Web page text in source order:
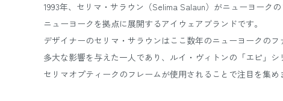
1993年、セリマ・サラウン（Selima Salaun）がニューヨークの
ニューヨークを拠点に展開するアイウェアブランドです。
デザイナーのセリマ・サラウンはここ数年のニューヨークの
多大な影響を与えた一人であり、ルイ・ヴィトンの「エピ」
セリマオプティークのフレームが使用されることで注目を集め